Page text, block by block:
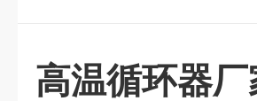
高温循环器